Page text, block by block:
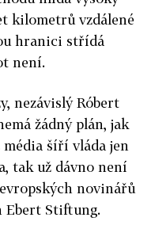
kilometrů vzdálené
hranici střídá
není.
nezávislý Róbert
žádný plán, jak
šíří vláda jen
tak už dávno není
novinářů
Ebert Stiftung.